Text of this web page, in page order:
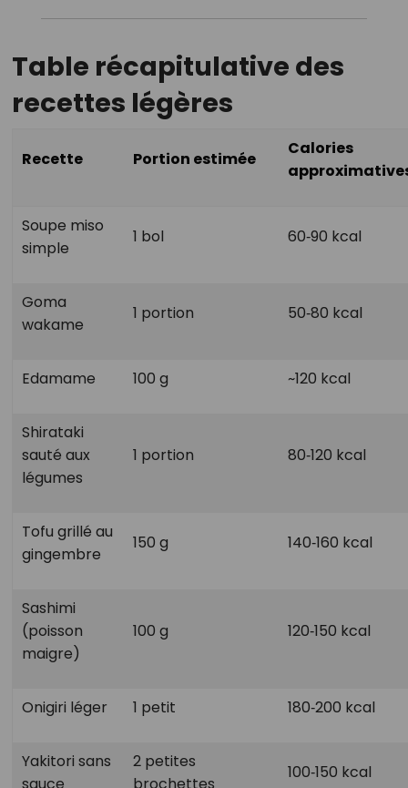
Table récapitulative des
recettes légères
Recette Portion estimée
Calories
Soupe miso
simple
1 bol 60‑90 kcal
Goma
wakame
1 portion 50‑80 kcal
Edamame 100 g ~120 kcal
Shirataki
sauté aux
légumes
1 portion 80‑120 kcal
Tofu grillé au
gingembre
150 g 140‑160 kcal
Sashimi
(poisson
maigre)
100 g 120‑150 kcal
Onigiri léger 1 petit 180‑200 kcal
Yakitori sans
sauce
2 petites
brochettes
100‑150 kcal